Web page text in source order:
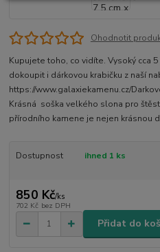
Ohodnotit
Kupujete toho, co vidíte. Vysoký cca
dokoupit i dárkovou krabičku z naší
https://www.galaxiekamenu.cz/
Krásná soška velkého slona pro
přírodního kamene je nejen krásnou
Dostupnost ihned 1 ks
850 Kč/ks
702 Kč bez DPH
Přidat do